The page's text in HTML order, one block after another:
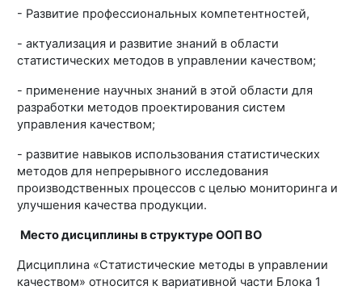
- Развитие профессиональных компетентностей,
- актуализация и развитие знаний в области
статистических методов в управлении качеством;
- применение научных знаний в этой области для
разработки методов проектирования систем
управления качеством;
- развитие навыков использования статистических
методов для непрерывного исследования
производственных процессов с целью мониторинга и
улучшения качества продукции.
Место дисциплины в структуре ООП ВО
Дисциплина «Статистические методы в управлении
качеством» относится к вариативной части Блока 1